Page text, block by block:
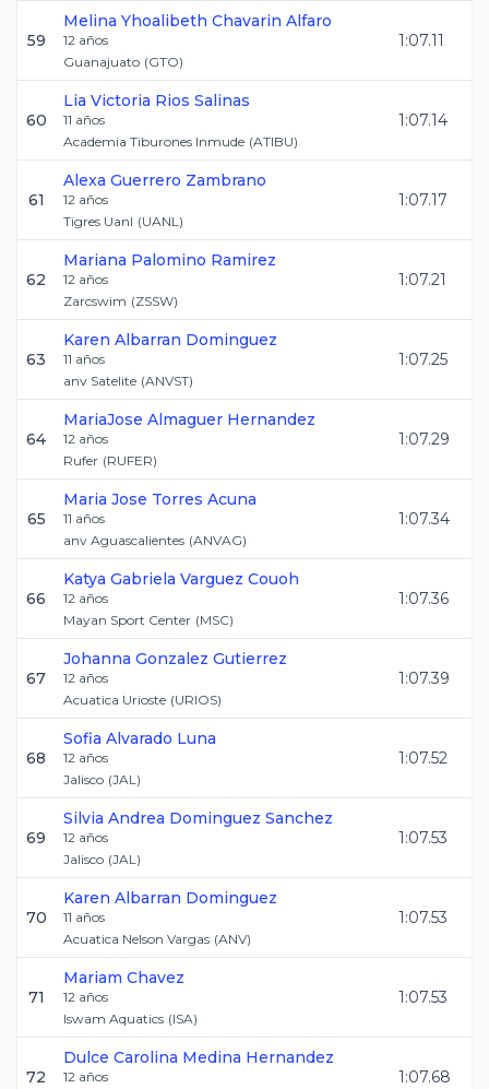
59
Melina Yhoalibeth Chavarin Alfaro
12 años
Guanajuato (GTO)
1:07.11
60
Lia Victoria Rios Salinas
11 años
Academia Tiburones Inmude (ATIBU)
1:07.14
61
Alexa Guerrero Zambrano
12 años
Tigres Uanl (UANL)
1:07.17
62
Mariana Palomino Ramirez
12 años
Zarcswim (ZSSW)
1:07.21
63
Karen Albarran Dominguez
11 años
anv Satelite (ANVST)
1:07.25
64
MariaJose Almaguer Hernandez
12 años
Rufer (RUFER)
1:07.29
65
Maria Jose Torres Acuna
11 años
anv Aguascalientes (ANVAG)
1:07.34
66
Katya Gabriela Varguez Couoh
12 años
Mayan Sport Center (MSC)
1:07.36
67
Johanna Gonzalez Gutierrez
12 años
Acuatica Urioste (URIOS)
1:07.39
68
Sofia Alvarado Luna
12 años
Jalisco (JAL)
1:07.52
69
Silvia Andrea Dominguez Sanchez
12 años
Jalisco (JAL)
1:07.53
70
Karen Albarran Dominguez
11 años
Acuatica Nelson Vargas (ANV)
1:07.53
71
Mariam Chavez
12 años
Iswam Aquatics (ISA)
1:07.53
72
Dulce Carolina Medina Hernandez
12 años
1:07.68